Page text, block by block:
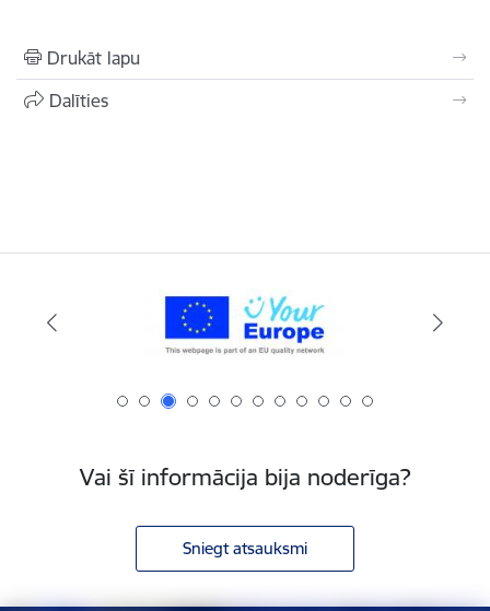
Drukāt lapu
Dalīties
Vai šī informācija bija noderīga?
Sniegt atsauksmi